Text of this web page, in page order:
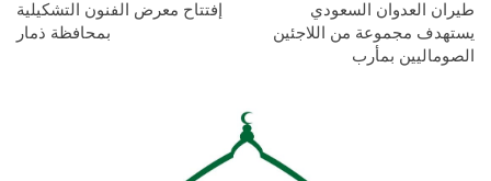
طيران العدوان السعودي
يستهدف مجموعة من اللاجئين
الصوماليين بمأرب
إفتتاح معرض الفنون التشكيلية
بمحافظة ذمار